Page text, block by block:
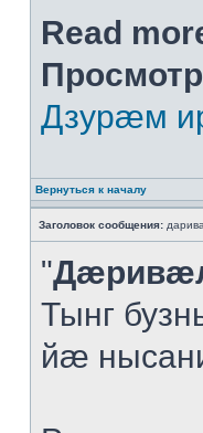
Read
Дзурæм
Вернуться к началу
Заголовок сообщения:
"
Тынг
йæ